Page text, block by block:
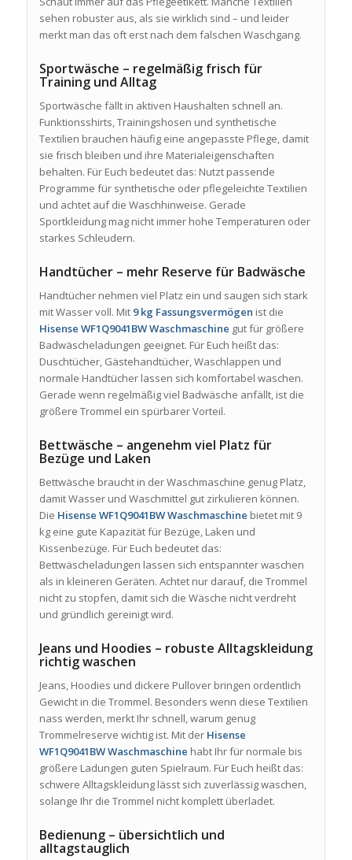
sehen robuster aus, als sie wirklich sind – und leider
merkt man das oft erst nach dem falschen Waschgang.
Sportwäsche – regelmäßig frisch für
Training und Alltag
Sportwäsche fällt in aktiven Haushalten schnell an.
Funktionsshirts, Trainingshosen und synthetische
Textilien brauchen häufig eine angepasste Pflege, damit
sie frisch bleiben und ihre Materialeigenschaften
behalten. Für Euch bedeutet das: Nutzt passende
Programme für synthetische oder pflegeleichte Textilien
und achtet auf die Waschhinweise. Gerade
Sportkleidung mag nicht immer hohe Temperaturen oder
starkes Schleudern.
Handtücher – mehr Reserve für Badwäsche
Handtücher nehmen viel Platz ein und saugen sich stark
mit Wasser voll. Mit 9 kg Fassungsvermögen ist die
Hisense WF1Q9041BW Waschmaschine gut für größere
Badwäscheladungen geeignet. Für Euch heißt das:
Duschtücher, Gästehandtücher, Waschlappen und
normale Handtücher lassen sich komfortabel waschen.
Gerade wenn regelmäßig viel Badwäsche anfällt, ist die
größere Trommel ein spürbarer Vorteil.
Bettwäsche – angenehm viel Platz für
Bezüge und Laken
Bettwäsche braucht in der Waschmaschine genug Platz,
damit Wasser und Waschmittel gut zirkulieren können.
Die Hisense WF1Q9041BW Waschmaschine bietet mit 9
kg eine gute Kapazität für Bezüge, Laken und
Kissenbezüge. Für Euch bedeutet das:
Bettwäscheladungen lassen sich entspannter waschen
als in kleineren Geräten. Achtet nur darauf, die Trommel
nicht zu stopfen, damit sich die Wäsche nicht verdreht
und gründlich gereinigt wird.
Jeans und Hoodies – robuste Alltagskleidung
richtig waschen
Jeans, Hoodies und dickere Pullover bringen ordentlich
Gewicht in die Trommel. Besonders wenn diese Textilien
nass werden, merkt Ihr schnell, warum genug
Trommelreserve wichtig ist. Mit der Hisense
WF1Q9041BW Waschmaschine habt Ihr für normale bis
größere Ladungen guten Spielraum. Für Euch heißt das:
schwere Alltagskleidung lässt sich zuverlässig waschen,
solange Ihr die Trommel nicht komplett überladet.
Bedienung – übersichtlich und
alltagstauglich